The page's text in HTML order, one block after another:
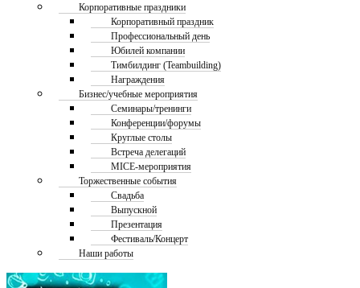
Корпоративные праздники
Корпоративный праздник
Профессиональный день
Юбилей компании
Тимбилдинг (Teambuilding)
Награждения
Бизнес/учебные мероприятия
Семинары/тренинги
Конференции/форумы
Круглые столы
Встреча делегаций
MICE-мероприятия
Торжественные события
Свадьба
Выпускной
Презентация
Фестиваль/Концерт
Наши работы